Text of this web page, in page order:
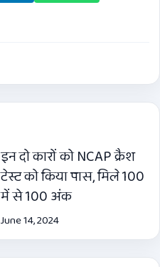
इन दो कारों को NCAP क्रैश
टेस्ट को किया पास, मिले 100
में से 100 अंक
June 14, 2024